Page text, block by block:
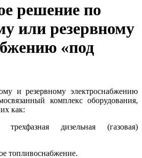
решение по
или резервному
«под
и резервному электроснабжению
комплекс оборудования,
как:
дизельная (газовая)
топливоснабжение.